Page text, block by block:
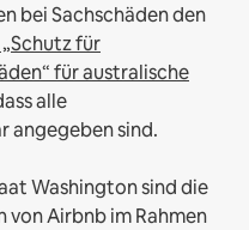
bei Sachschäden den
für
für australische
alle
angegeben sind.
Washington sind die
Airbnb im Rahmen